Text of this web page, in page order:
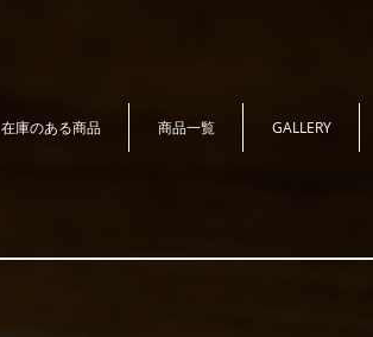
在庫のある商品 商品一覧 GALLERY